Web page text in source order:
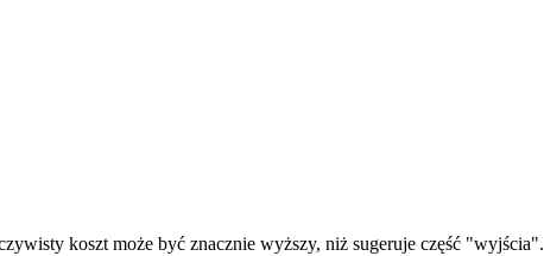
koszt może być znacznie wyższy, niż sugeruje część "wyjścia".